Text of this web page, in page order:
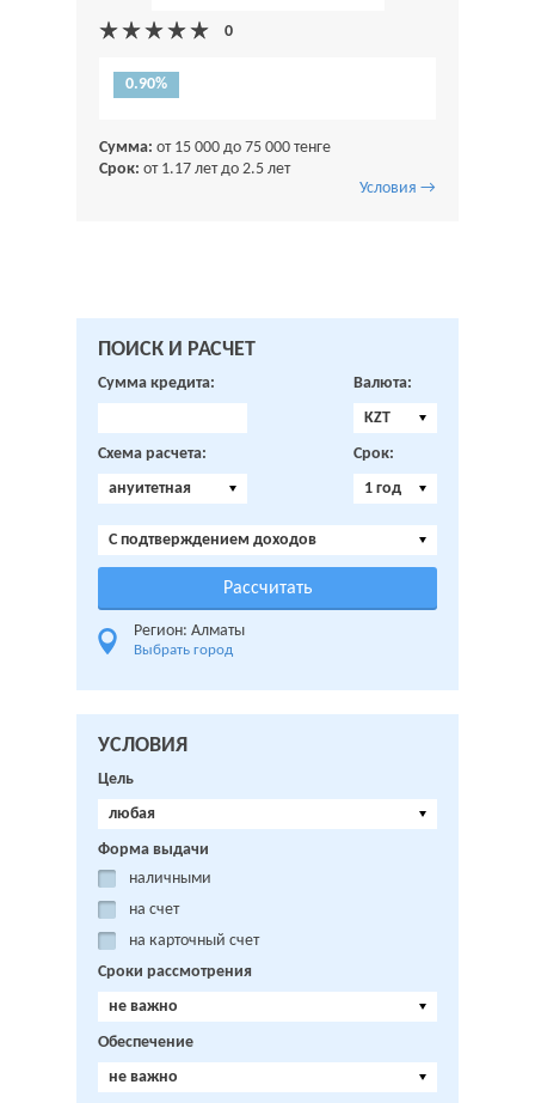
0.90%
Сумма: от 15 000 до 75 000 тенге
Срок: от 1.17 лет до 2.5 лет
Условия →
ПОИСК И РАСЧЕТ
Сумма кредита:
Валюта:
KZT
Схема расчета:
ануитетная
Срок:
1 год
C подтверждением доходов
Регион: Алматы
Выбрать город
УСЛОВИЯ
Цель
любая
Форма выдачи
наличными
на счет
на карточный счет
Сроки рассмотрения
не важно
Обеспечение
не важно